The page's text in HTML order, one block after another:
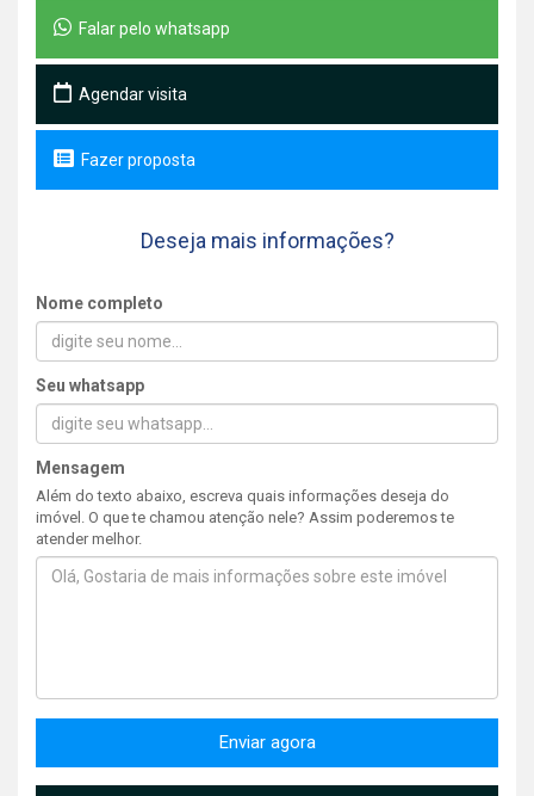
Falar pelo whatsapp
Agendar visita
Fazer proposta
Deseja mais informações?
Nome completo
Seu whatsapp
Mensagem
Além do texto abaixo, escreva quais informações deseja do
imóvel. O que te chamou atenção nele? Assim poderemos te
atender melhor.
Enviar agora